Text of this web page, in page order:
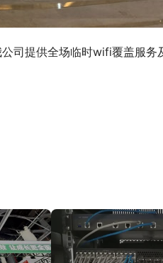
司提供全场临时wifi覆盖服务